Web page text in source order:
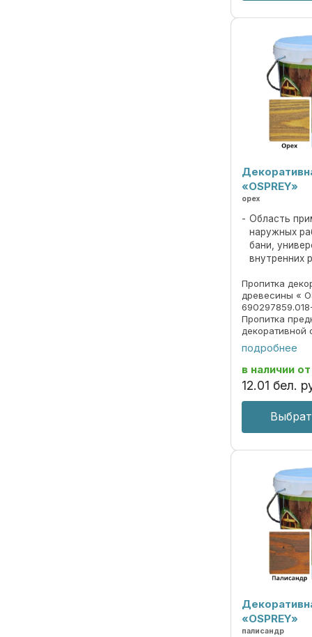
«OSPREY»
орех
Область
наружных
бани,
внутренних
Пропитка
древесины «
Пропитка
декоративной
под ценные
атмосферных
подробнее
в наличии от
12.01 бел.
«OSPREY»
палисандр